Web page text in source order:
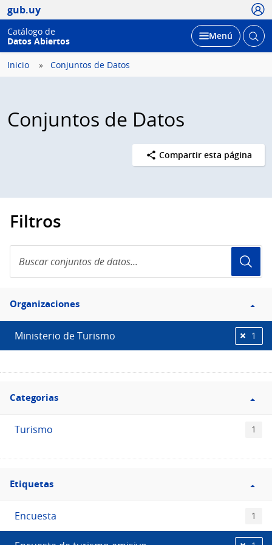
gub.uy
Catálogo de
Datos Abiertos
Desplegar
Menú Abrir
Inicio Conjuntos de Datos
Conjuntos de Datos
Compartir esta página
Filtros
conjuntos
de
Filtro
Organizaciones
Organizaciones
Ministerio de Turismo 1
Filtro
Categorias
Categorias
Turismo 1
Filtro
Etiquetas
Etiquetas
Encuesta 1